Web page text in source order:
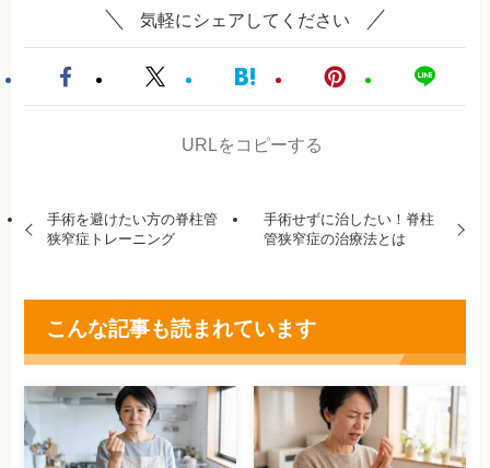
気軽にシェアしてください
URLをコピーする
手術を避けたい方の脊柱管
狭窄症トレーニング
手術せずに治したい！脊柱
管狭窄症の治療法とは
こんな記事も読まれています